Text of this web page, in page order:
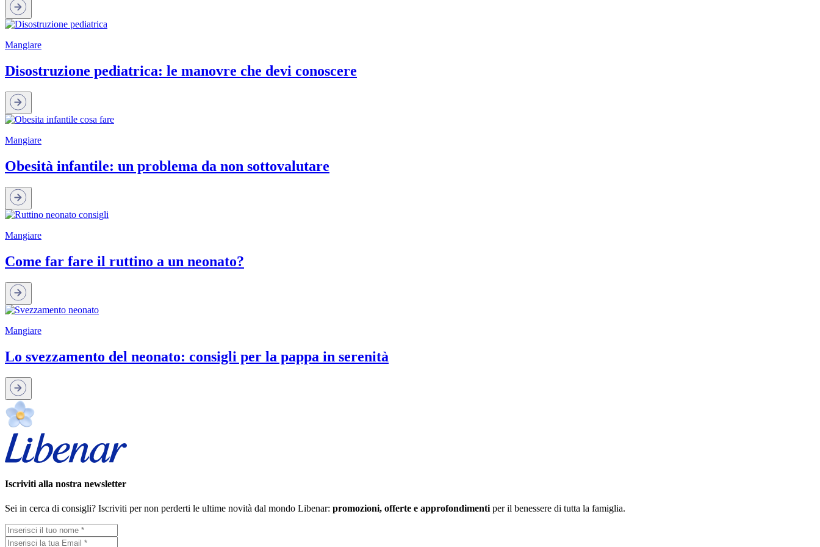
Mangiare
Disostruzione pediatrica: le manovre che devi conoscere
Mangiare
Obesità infantile: un problema da non sottovalutare
Mangiare
Come far fare il ruttino a un neonato?
Mangiare
Lo svezzamento del neonato: consigli per la pappa in serenità
Iscriviti alla nostra newsletter
Sei in cerca di consigli? Iscriviti per non perderti le ultime novità dal mondo Libenar: promozioni, offerte e approfondimenti per il benessere di tutta la famiglia.